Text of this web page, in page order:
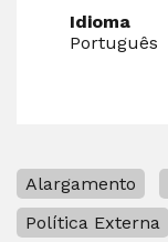
Idioma
Português
Alargamento
Política Externa